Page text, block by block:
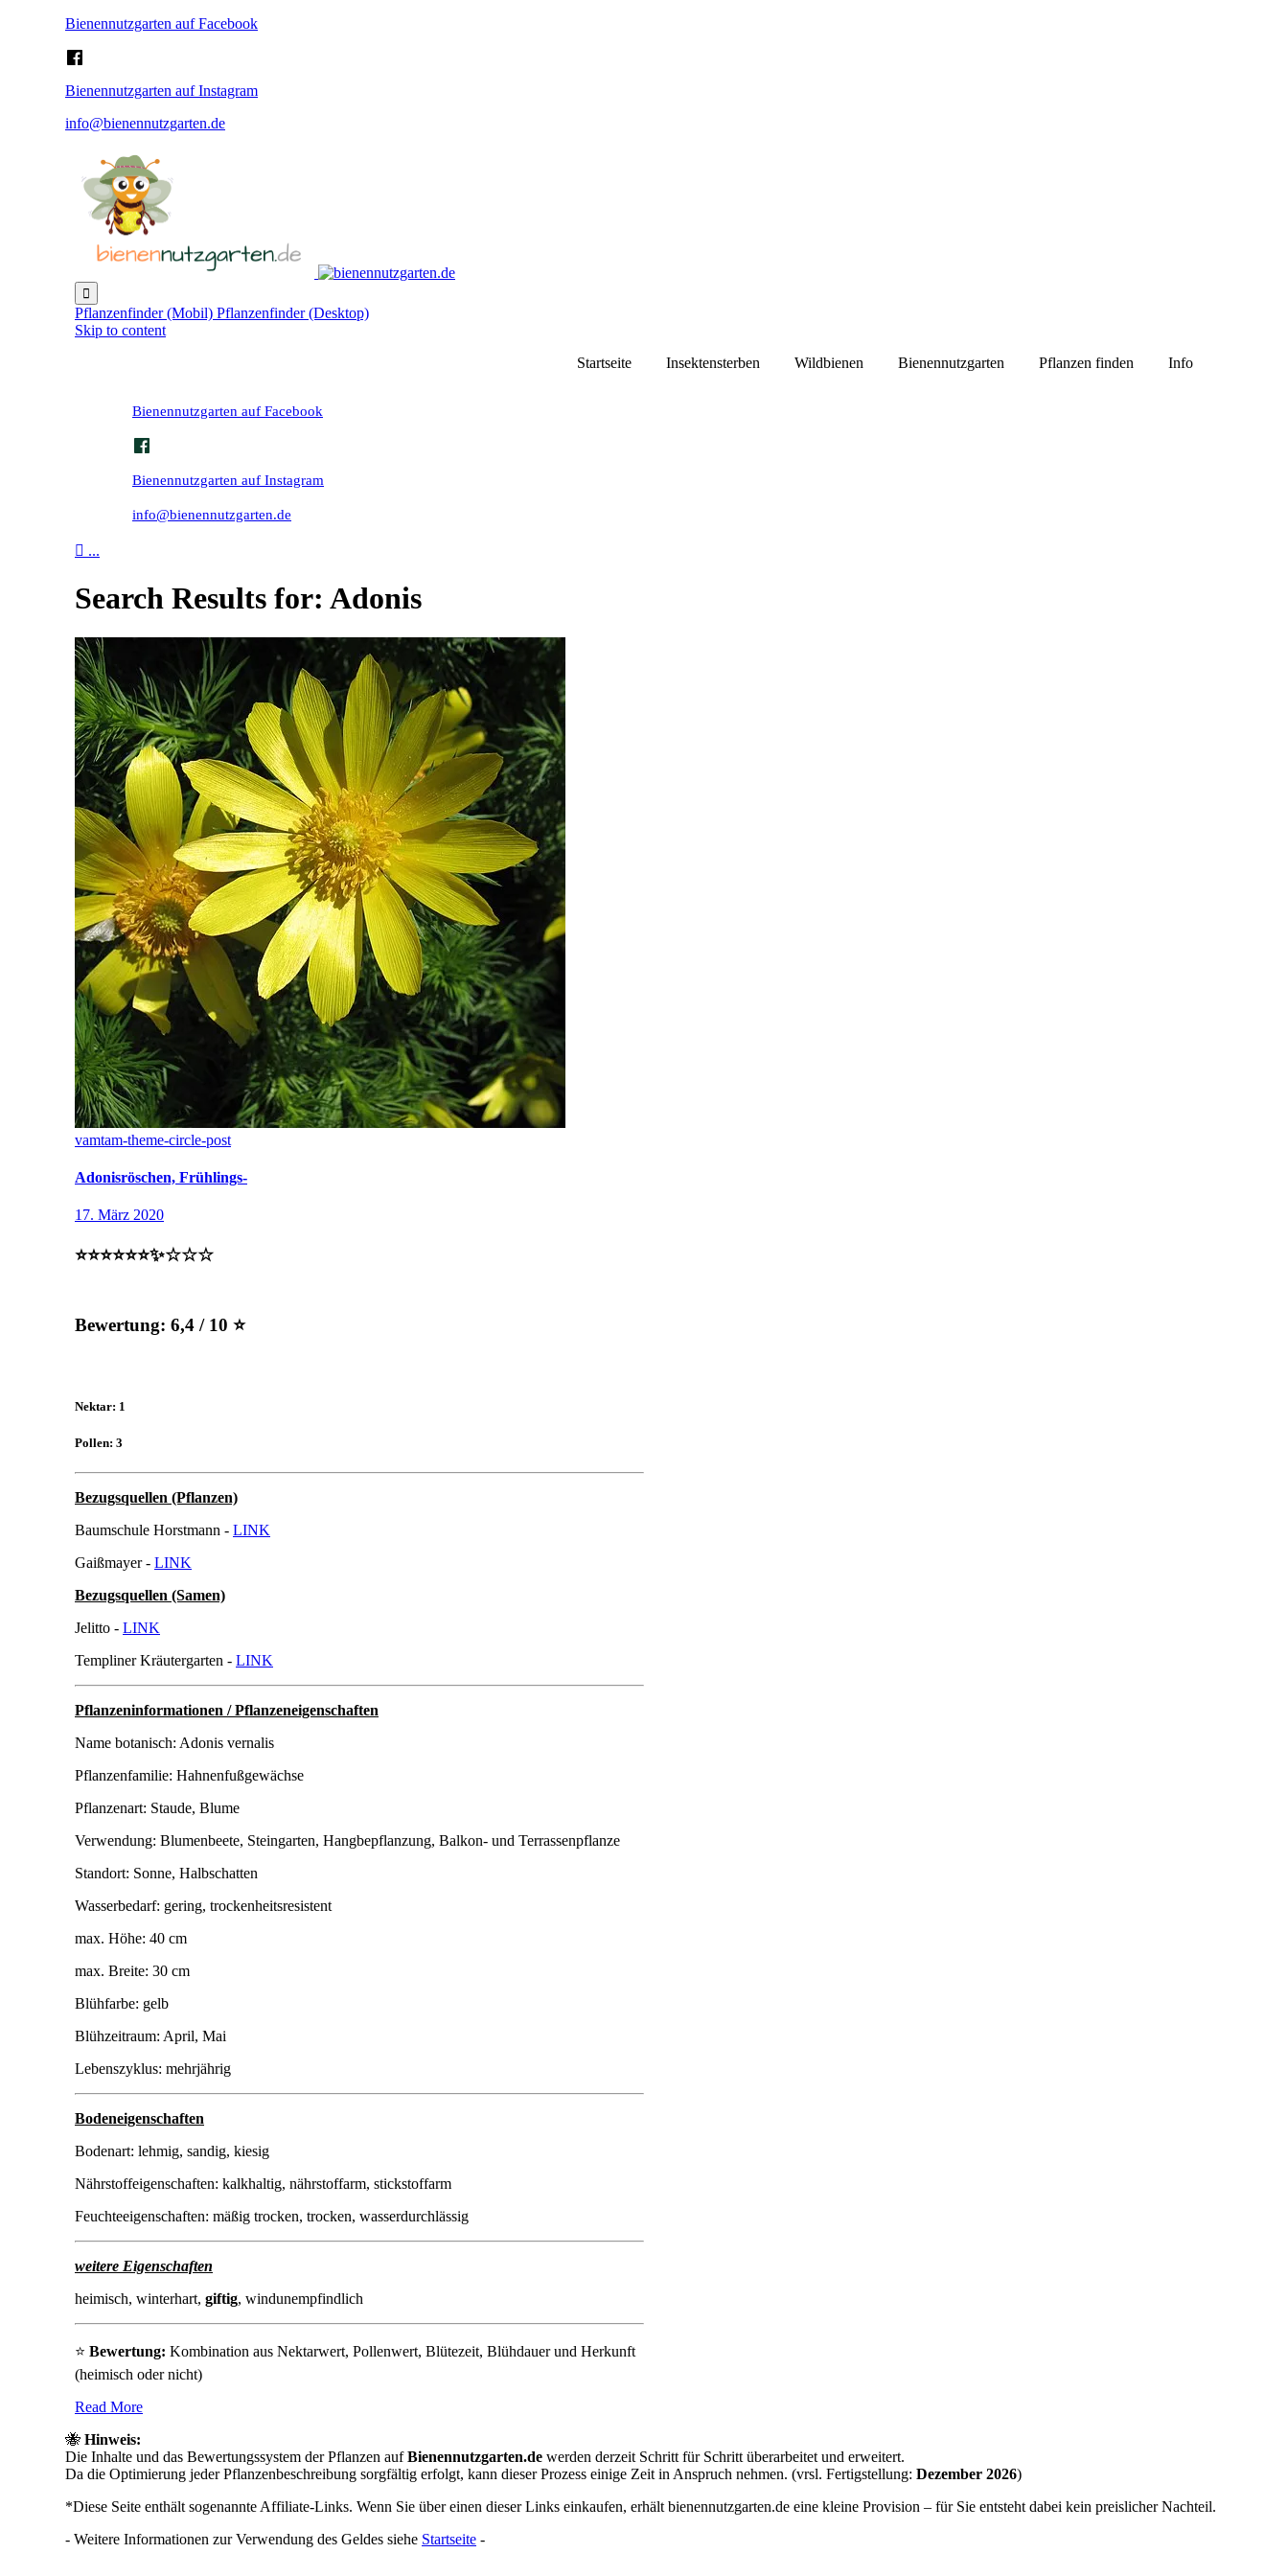
Bienennutzgarten auf Facebook
Bienennutzgarten auf Instagram
info@bienennutzgarten.de

Pflanzenfinder (Mobil) Pflanzenfinder (Desktop)
Skip to content
Startseite
Insektensterben Wildbienen Bienennutzgarten Pflanzen finden Info
Bienennutzgarten auf Facebook
Bienennutzgarten auf Instagram
info@bienennutzgarten.de
 ...
Search Results for: Adonis
vamtam-theme-circle-post
Adonisröschen, Frühlings-
17. März 2020
⭐️⭐️⭐️⭐️⭐️⭐️✨☆☆☆
Bewertung: 6,4 / 10 ⭐
Nektar: 1
Pollen: 3
Bezugsquellen (Pflanzen)
Baumschule Horstmann - LINK
Gaißmayer - LINK
Bezugsquellen (Samen)
Jelitto - LINK
Templiner Kräutergarten - LINK
Pflanzeninformationen / Pflanzeneigenschaften
Name botanisch: Adonis vernalis
Pflanzenfamilie: Hahnenfußgewächse
Pflanzenart: Staude, Blume
Verwendung: Blumenbeete, Steingarten, Hangbepflanzung, Balkon- und Terrassenpflanze
Standort: Sonne, Halbschatten
Wasserbedarf: gering, trockenheitsresistent
max. Höhe: 40 cm
max. Breite: 30 cm
Blühfarbe: gelb
Blühzeitraum: April, Mai
Lebenszyklus: mehrjährig
Bodeneigenschaften
Bodenart: lehmig, sandig, kiesig
Nährstoffeigenschaften: kalkhaltig, nährstoffarm, stickstoffarm
Feuchteeigenschaften: mäßig trocken, trocken, wasserdurchlässig
weitere Eigenschaften
heimisch, winterhart, giftig, windunempfindlich
⭐ Bewertung: Kombination aus Nektarwert, Pollenwert, Blütezeit, Blühdauer und Herkunft
(heimisch oder nicht)
Read More
🐝 Hinweis:
Die Inhalte und das Bewertungssystem der Pflanzen aufBienennutzgarten.de werden derzeit Schritt für Schritt überarbeitet und erweitert.
Da die Optimierung jeder Pflanzenbeschreibung sorgfältig erfolgt, kann dieser Prozess einige Zeit in Anspruch nehmen. (vrsl. Fertigstellung: Dezember 2026)
*Diese Seite enthält sogenannte Affiliate-Links. Wenn Sie über einen dieser Links einkaufen, erhält bienennutzgarten.de eine kleine Provision – für Sie entsteht dabei kein preislicher Nachteil.
- Weitere Informationen zur Verwendung des Geldes siehe Startseite -